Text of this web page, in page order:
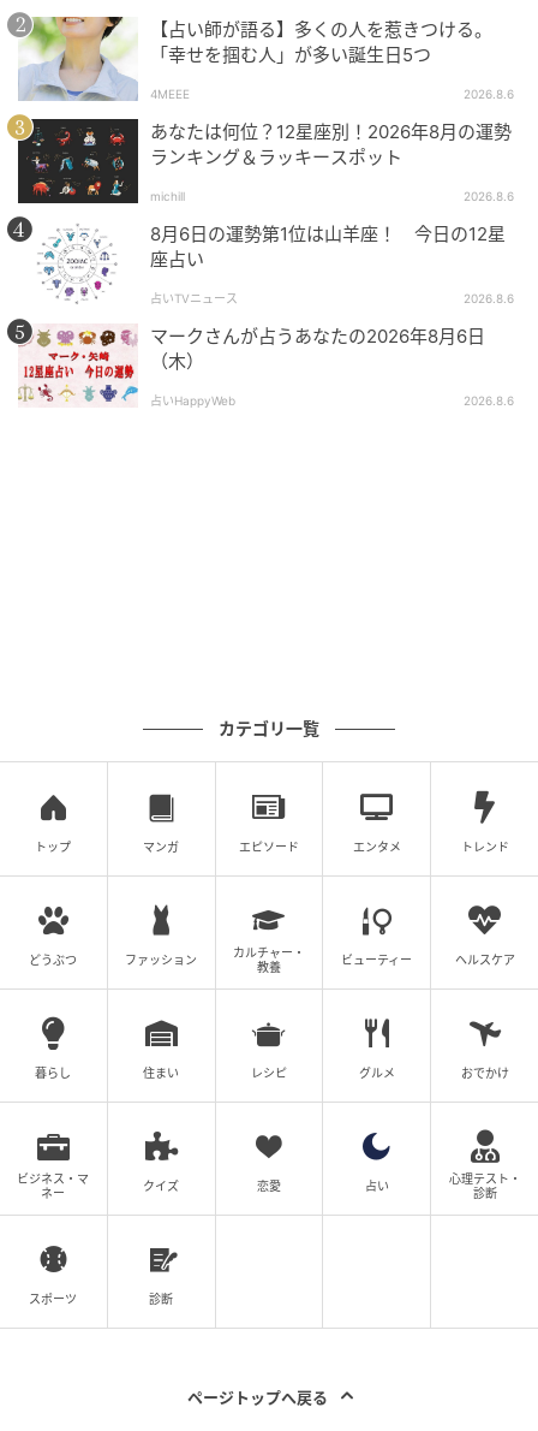
【占い師が語る】多くの人を惹きつける。
「幸せを掴む人」が多い誕生日5つ
4MEEE 2026.8.6
あなたは何位？12星座別！2026年8月の運勢
ランキング＆ラッキースポット
michill 2026.8.6
8月6日の運勢第1位は山羊座！ 今日の12星
座占い
占いTVニュース 2026.8.6
マークさんが占うあなたの2026年8月6日
（木）
占いHappyWeb 2026.8.6
カテゴリ一覧
トップ マンガ エピソード エンタメ トレンド
どうぶつ ファッション
カルチャー・
教養
ビューティー ヘルスケア
暮らし 住まい レシピ グルメ おでかけ
ビジネス・マ
ネー
クイズ 恋愛 占い
心理テスト・
診断
スポーツ 診断
ページトップへ戻る